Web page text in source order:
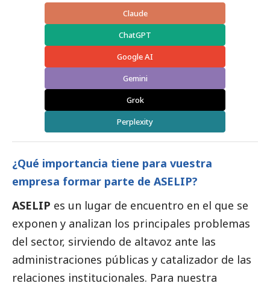
Claude
ChatGPT
Google AI
Gemini
Grok
Perplexity
¿Qué importancia tiene para vuestra
empresa formar parte de ASELIP?
ASELIP es un lugar de encuentro en el que se
exponen y analizan los principales problemas
del sector, sirviendo de altavoz ante las
administraciones públicas y catalizador de las
relaciones institucionales. Para nuestra